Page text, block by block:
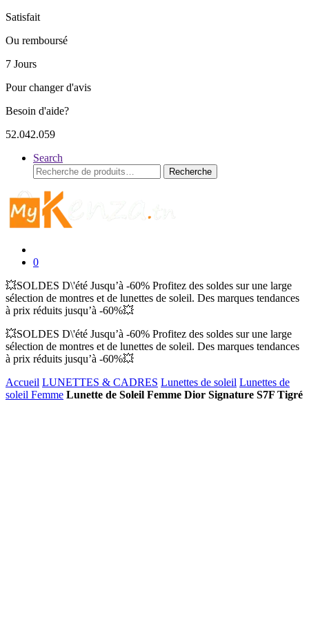
Satisfait
Ou remboursé
7 Jours
Pour changer d'avis
Besoin d'aide?
52.042.059
Search
Recherche
pour :
Recherche
0
💥SOLDES D\'été Jusqu’à -60% Profitez des soldes sur une large
sélection de montres et de lunettes de soleil. Des marques tendances
à prix réduits jusqu’à -60%💥
💥SOLDES D\'été Jusqu’à -60% Profitez des soldes sur une large
sélection de montres et de lunettes de soleil. Des marques tendances
à prix réduits jusqu’à -60%💥
Accueil LUNETTES & CADRES Lunettes de soleil Lunettes de
soleil Femme Lunette de Soleil Femme Dior Signature S7F Tigré